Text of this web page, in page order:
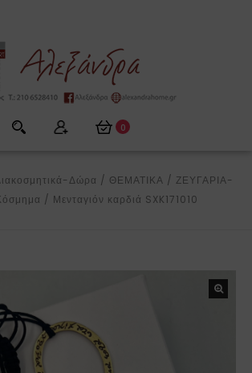
0
Δώρα / ΘΕΜΑΤΙΚΑ / ΖΕΥΓΑΡΙΑ-
/ Μενταγιόν καρδιά SXK171010